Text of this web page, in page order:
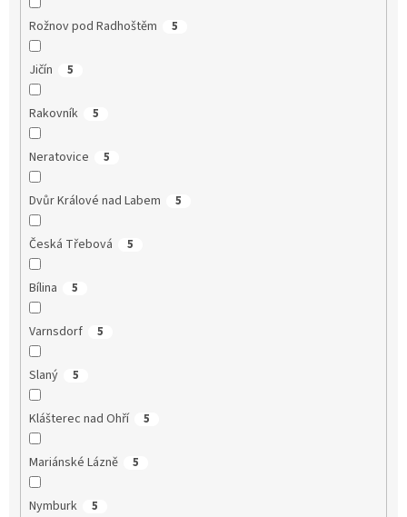
Rožnov pod Radhoštěm 5
Jičín 5
Rakovník 5
Neratovice 5
Dvůr Králové nad Labem 5
Česká Třebová 5
Bílina 5
Varnsdorf 5
Slaný 5
Klášterec nad Ohří 5
Mariánské Lázně 5
Nymburk 5